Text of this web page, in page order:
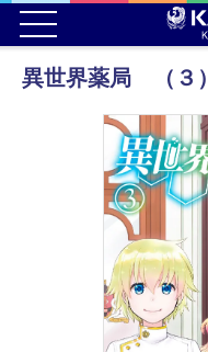
異世界薬局 （３）